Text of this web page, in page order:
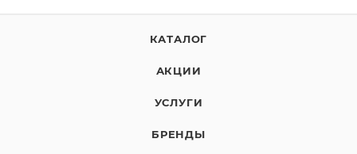
КАТАЛОГ
АКЦИИ
УСЛУГИ
БРЕНДЫ